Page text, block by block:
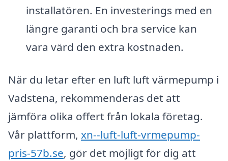
installatören. En investerings med en
längre garanti och bra service kan
vara värd den extra kostnaden.
När du letar efter en luft luft värmepump i
Vadstena, rekommenderas det att
jämföra olika offert från lokala företag.
Vår plattform, xn--luft-luft-vrmepump-
pris-57b.se, gör det möjligt för dig att